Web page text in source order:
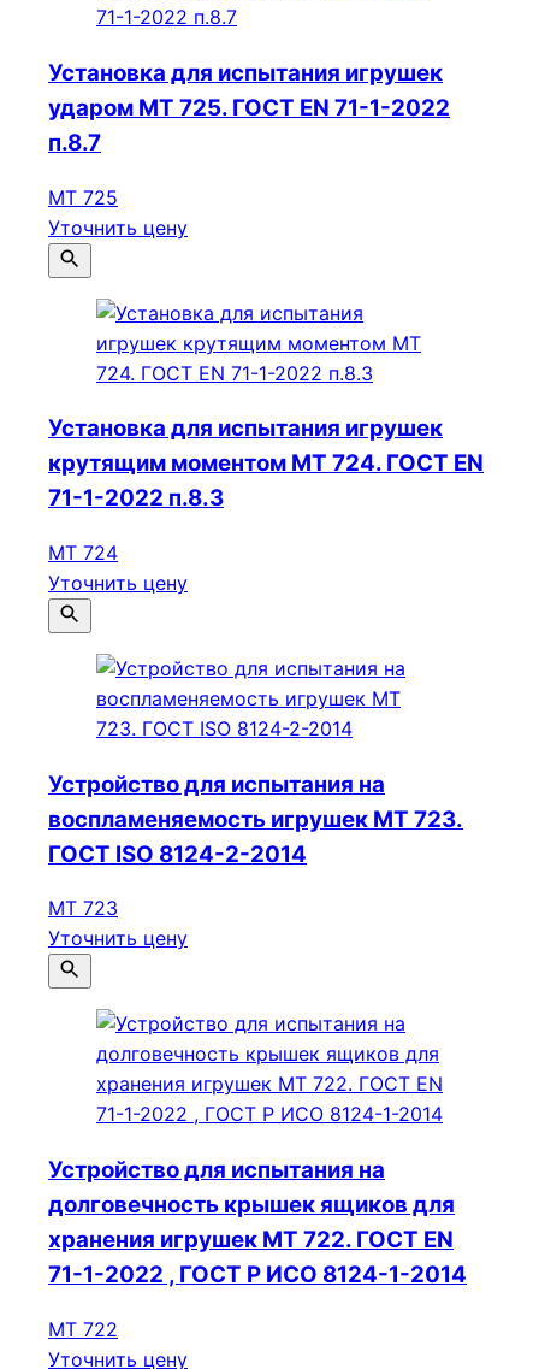
Установка для испытания игрушек
ударом МТ 725. ГОСТ EN 71-1-2022
п.8.7
МТ 725
Уточнить цену
Установка для испытания игрушек
крутящим моментом МТ 724. ГОСТ EN
71-1-2022 п.8.3
МТ 724
Уточнить цену
Устройство для испытания на
воспламеняемость игрушек МТ 723.
ГОСТ ISO 8124-2-2014
МТ 723
Уточнить цену
Устройство для испытания на
долговечность крышек ящиков для
хранения игрушек МТ 722. ГОСТ EN
71-1-2022 , ГОСТ Р ИСО 8124-1-2014
МТ 722
Уточнить цену